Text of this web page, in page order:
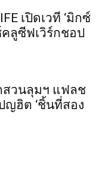
เปิดเวที ‘มิกซ์
ลูซีฟเวิร์กชอป
สวนลุมฯ แฟลช
ญฮิต ‘ชิ้นที่สอง